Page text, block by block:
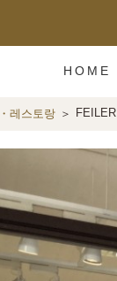
HOME
레스토랑 FEILER